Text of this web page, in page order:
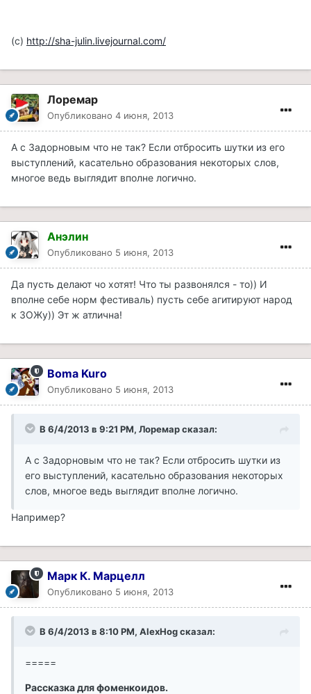
(с) http://sha-julin.livejournal.com/
Лоремар
Опубликовано 4 июня, 2013
А с Задорновым что не так? Если отбросить шутки из его
выступлений, касательно образования некоторых слов,
многое ведь выглядит вполне логично.
Анэлин
Опубликовано 5 июня, 2013
Да пусть делают чо хотят! Что ты развонялся - то)) И
вполне себе норм фестиваль) пусть себе агитируют народ
к ЗОЖу)) Эт ж атлична!
Boma Kuro
Опубликовано 5 июня, 2013
В 6/4/2013 в 9:21 PM, Лоремар сказал:
А с Задорновым что не так? Если отбросить шутки из
его выступлений, касательно образования некоторых
слов, многое ведь выглядит вполне логично.
Например?
Марк К. Марцелл
Опубликовано 5 июня, 2013
В 6/4/2013 в 8:10 PM, AlexHog сказал:
=====
Рассказка для фоменкоидов.